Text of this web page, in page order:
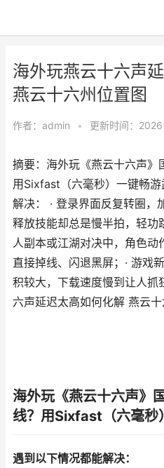
海外玩燕云十六声
燕云十六州位置图
作者： admin • 更新时间：
摘要：海外玩《燕云十六声》
用Sixfast（六毫秒）一键畅
解决： · 登录界面反复转圈，
释放技能却总是慢半拍，轻功
人副本或江湖对决中，角色动
直接掉线、闪退黑屏；· 游戏
积较大，下载速度慢到让人抓
六声延迟太高如何化解 燕云
海外玩《燕云十六声》
线？用Sixfast（六毫秒
遇到以下情况都能解决：